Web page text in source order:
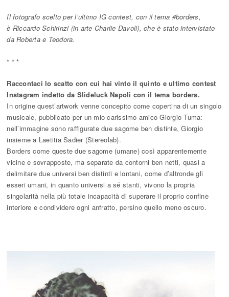
Il fotografo scelto per l’ultimo IG contest, con il tema #borders,
è Riccardo Schirinzi (in arte Charlie Davoli), che è stato intervistato
da Roberta e Teodora.
* * *
Raccontaci lo scatto con cui hai vinto il quinto e ultimo contest
Instagram indetto da Slideluck Napoli con il tema borders.
In origine quest’artwork venne concepito come copertina di un singolo
musicale, pubblicato per un mio carissimo amico Giorgio Tuma:
nell’immagine sono raffigurate due sagome ben distinte, Giorgio
insieme a Laetitia Sadier (Stereolab).
Borders come queste due sagome (umane) così apparentemente
vicine e sovrapposte, ma separate da contorni ben netti, quasi a
delimitare due universi ben distinti e lontani, come d’altronde gli
esseri umani, in quanto universi a sé stanti, vivono la propria
singolarità nella più totale incapacità di superare il proprio confine
interiore e condividere ogni anfratto, persino quello meno oscuro.